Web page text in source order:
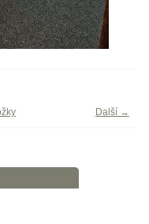
Další →